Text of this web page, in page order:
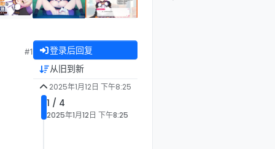
#1 登录后回复
从旧到新
2025年1月12日 下午8:25
1 / 4
2025年1月12日 下午8:25